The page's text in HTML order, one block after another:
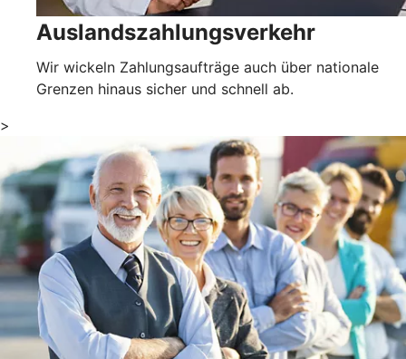
Auslandszahlungsverkehr
Wir wickeln Zahlungsaufträge auch über nationale
Grenzen hinaus sicher und schnell ab.
>